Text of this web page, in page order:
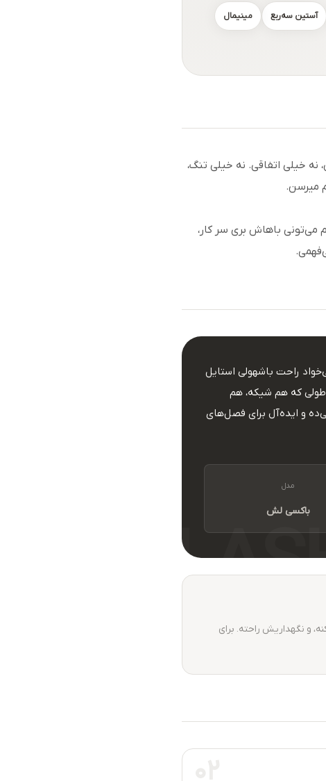
آستین سه‌ربع مینیمال
نه خیلی اتفاقی. نه خیلی تنگ،
میرسن.
می‌تونی باهاش بری سر کار،
راحت باشهولی استایل
طولی که هم شیکه، هم
و ایده‌آل برای فصل‌های
مدل
باکسی لش
و نگهداریش راحته. برای